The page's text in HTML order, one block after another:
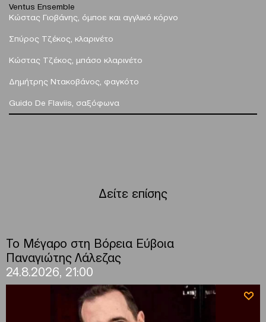
Ventus Ensemble
Κώστας Γιοβάνης, όμποε και αγγλικό κόρνο
Σπύρος Τζέκος, κλαρινέτο
Κώστας Τζέκος, μπάσο κλαρινέτο
Δημήτρης Ντακοβάνος, φαγκότο
Guido De Flaviis, σαξόφωνα
Δείτε επίσης
Το Μέγαρο στη Βόρεια Εύβοια
Παναγιώτης Λάλεζας
24.8.2026, 21:00